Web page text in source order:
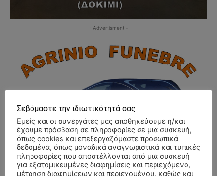
- Advertisment -
Σεβόμαστε την ιδιωτικότητά σας
Εμείς και οι συνεργάτες μας αποθηκεύουμε ή/και
έχουμε πρόσβαση σε πληροφορίες σε μια συσκευή,
όπως cookies και επεξεργαζόμαστε προσωπικά
δεδομένα, όπως μοναδικά αναγνωριστικά και τυπικές
πληροφορίες που αποστέλλονται από μια συσκευή
για εξατομικευμένες διαφημίσεις και περιεχόμενο,
μέτρηση διαφημίσεων και περιεχομένου, καθώς και